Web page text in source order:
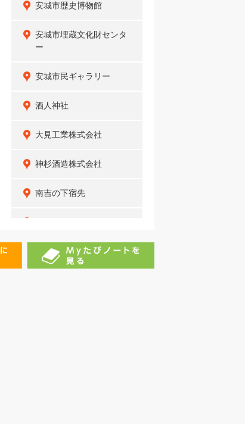
安城市歴史博物館
安城市埋蔵文化財センタ
ー
安城市民ギャラリー
酒人神社
大見工業株式会社
神杉酒造株式会社
南吉の下宿先
堀内公園